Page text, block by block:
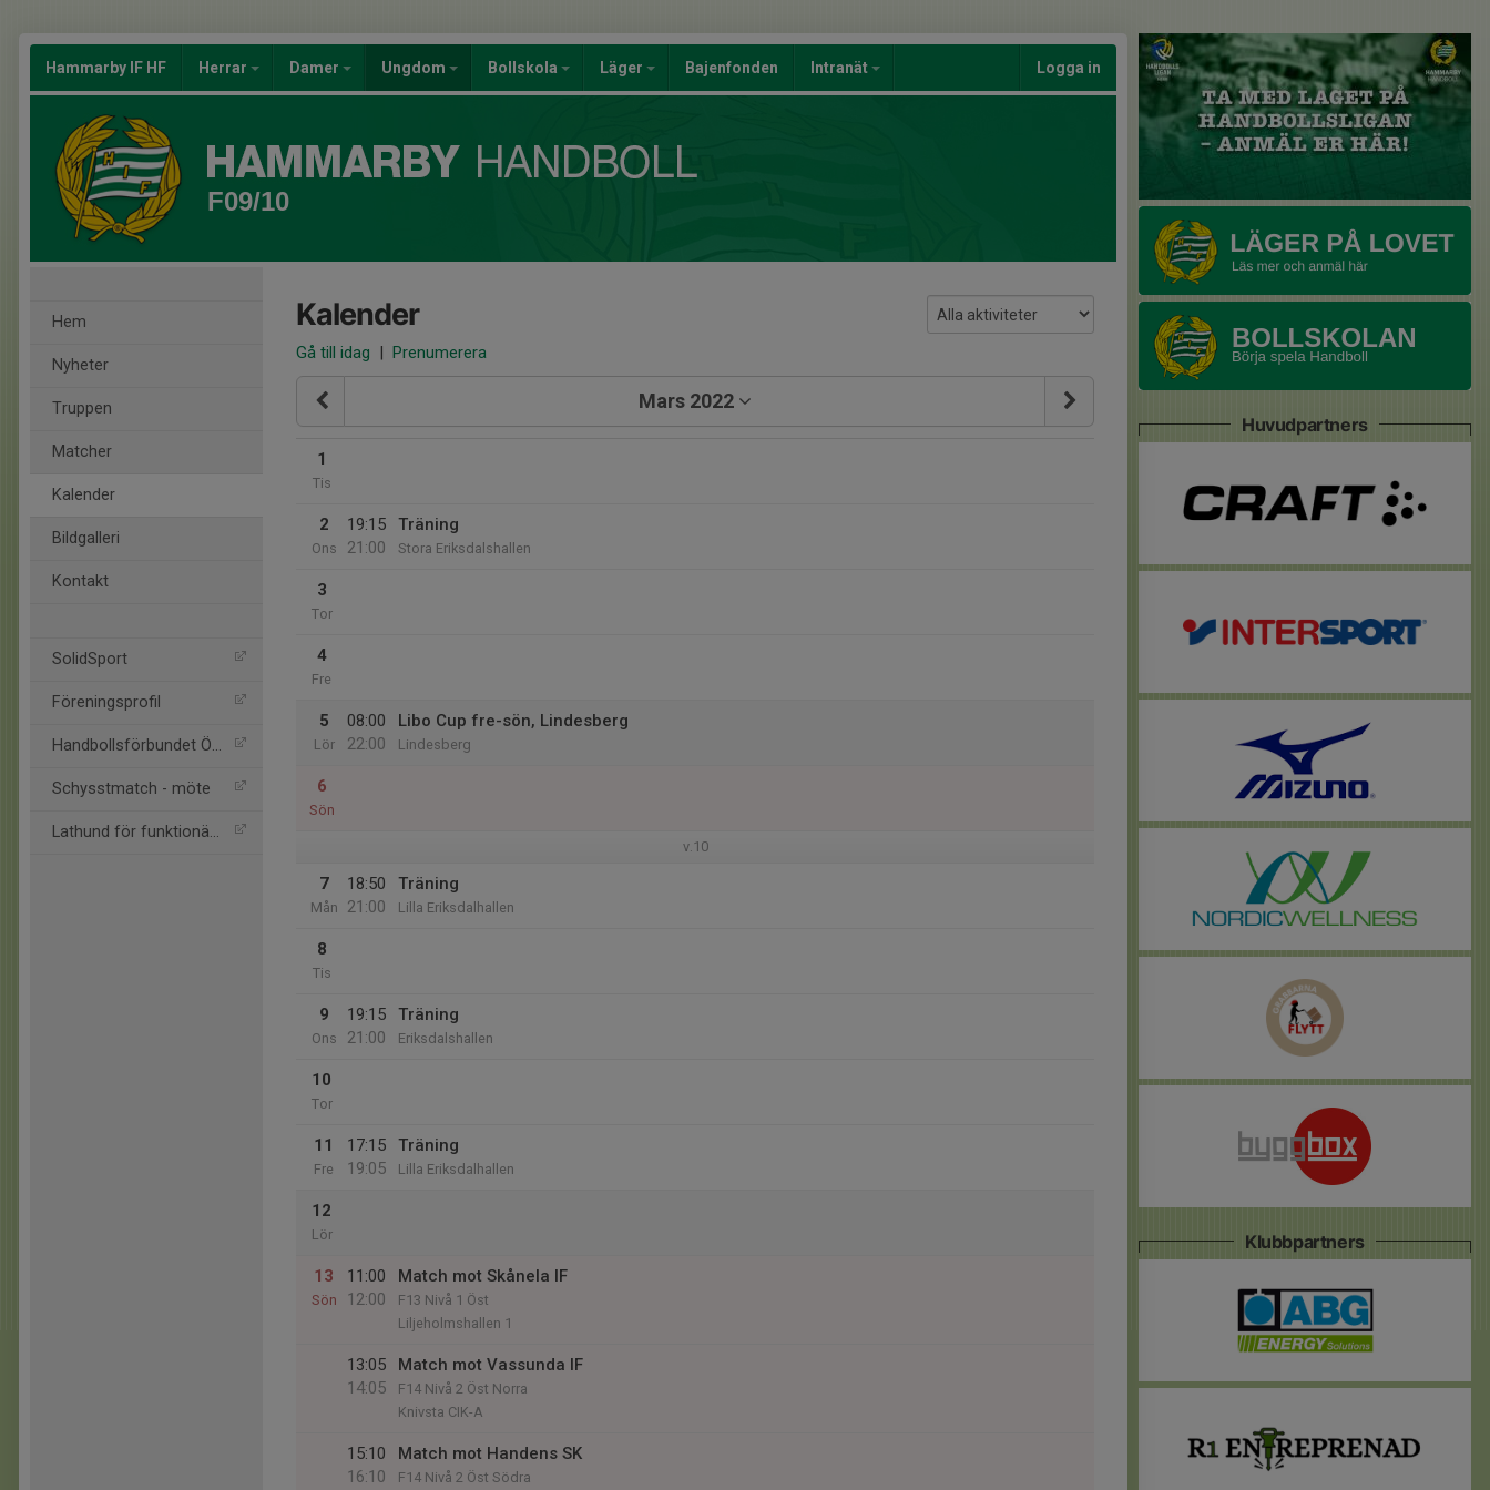
Hammarby IF HF Herrar Damer Ungdom Bollskola Läger Bajenfonden Intranät Logga in
F09/10
Hem
Nyheter
Truppen
Matcher
Kalender
Bildgalleri
Kontakt
SolidSport
Föreningsprofil
Handbollsförbundet Öst
Schysstmatch - möte
Lathund för funktionärer
Kalender
Gå till idag | Prenumerera
Mars 2022
1
Tis
2
Ons
19:15
21:00
Träning
Stora Eriksdalshallen
3
Tor
4
Fre
5
Lör
08:00
22:00
Libo Cup fre-sön, Lindesberg
Lindesberg
6
Sön
v.10
7
Mån
18:50
21:00
Träning
Lilla Eriksdalhallen
8
Tis
9
Ons
19:15
21:00
Träning
Eriksdalshallen
10
Tor
11
Fre
17:15
19:05
Träning
Lilla Eriksdalhallen
12
Lör
13
Sön
11:00
12:00
Match mot Skånela IF
F13 Nivå 1 Öst
Liljeholmshallen 1
13:05
14:05
Match mot Vassunda IF
F14 Nivå 2 Öst Norra
Knivsta CIK-A
15:10
16:10
Match mot Handens SK
F14 Nivå 2 Öst Södra
Huvudpartners
Klubbpartners